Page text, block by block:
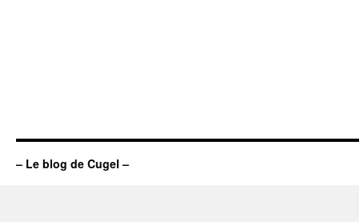
– Le blog de Cugel –